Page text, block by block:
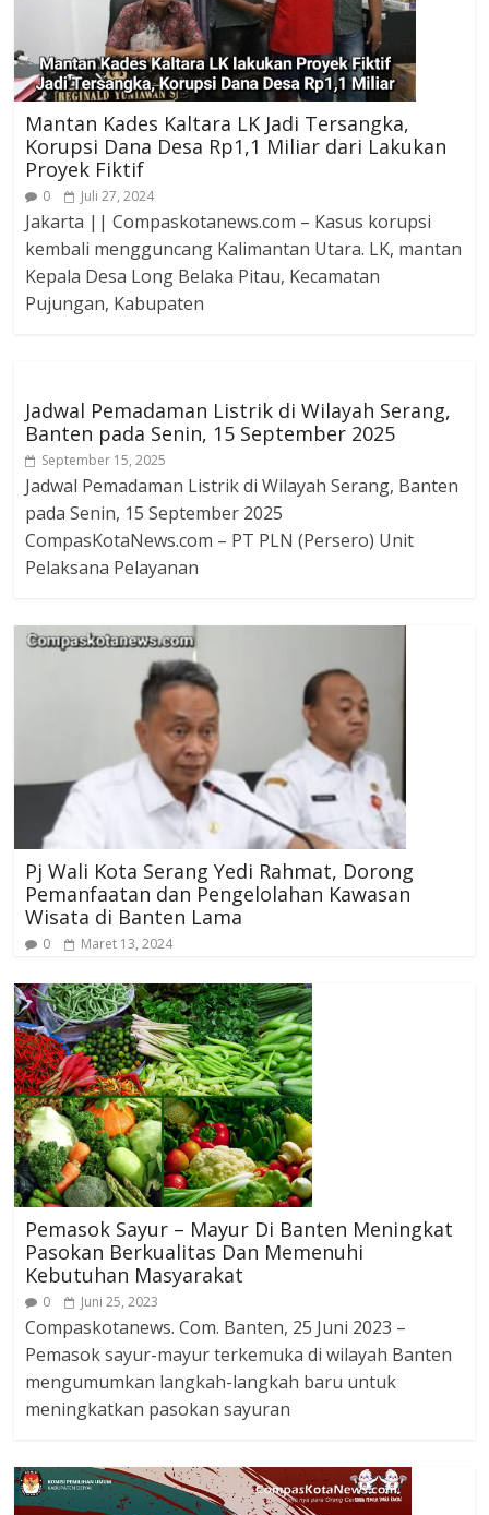
Mantan Kades Kaltara LK Jadi Tersangka,
Korupsi Dana Desa Rp1,1 Miliar dari Lakukan
Proyek Fiktif
0 Juli 27, 2024
Jakarta || Compaskotanews.com – Kasus korupsi
kembali mengguncang Kalimantan Utara. LK, mantan
Kepala Desa Long Belaka Pitau, Kecamatan
Pujungan, Kabupaten
Jadwal Pemadaman Listrik di Wilayah Serang,
Banten pada Senin, 15 September 2025
September 15, 2025
Jadwal Pemadaman Listrik di Wilayah Serang, Banten
pada Senin, 15 September 2025
CompasKotaNews.com – PT PLN (Persero) Unit
Pelaksana Pelayanan
Pj Wali Kota Serang Yedi Rahmat, Dorong
Pemanfaatan dan Pengelolahan Kawasan
Wisata di Banten Lama
0 Maret 13, 2024
Pemasok Sayur – Mayur Di Banten Meningkat
Pasokan Berkualitas Dan Memenuhi
Kebutuhan Masyarakat
0 Juni 25, 2023
Compaskotanews. Com. Banten, 25 Juni 2023 –
Pemasok sayur-mayur terkemuka di wilayah Banten
mengumumkan langkah-langkah baru untuk
meningkatkan pasokan sayuran